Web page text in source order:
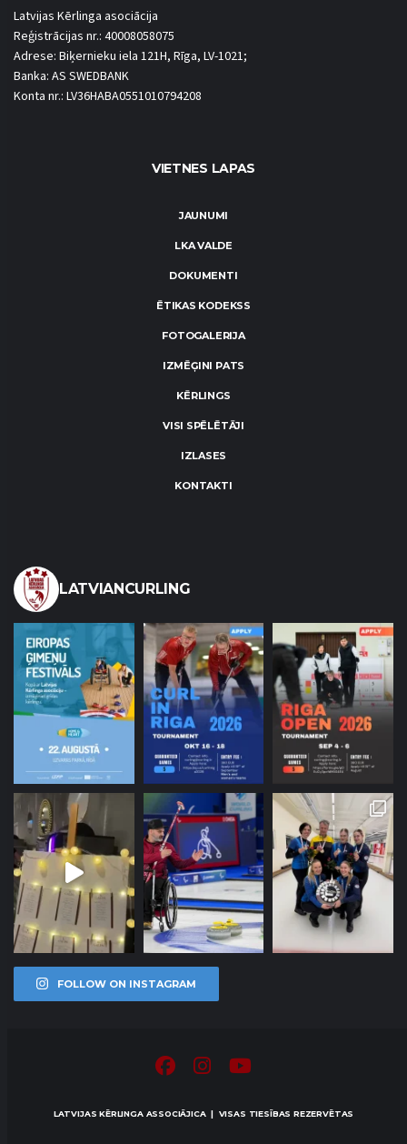
Latvijas Kērlinga asociācija
Reģistrācijas nr.: 40008058075
Adrese: Biķernieku iela 121H, Rīga, LV-1021;
Banka: AS SWEDBANK
Konta nr.: LV36HABA0551010794208
VIETNES LAPAS
JAUNUMI
LKA VALDE
DOKUMENTI
ĒTIKAS KODEKSS
FOTOGALERIJA
IZMĒĢINI PATS
KĒRLINGS
VISI SPĒLĒTĀJI
IZLASES
KONTAKTI
LATVIANCURLING
FOLLOW ON INSTAGRAM
LATVIJAS KĒRLINGA ASSOCIĀJICA | VISAS TIESĪBAS REZERVĒTAS